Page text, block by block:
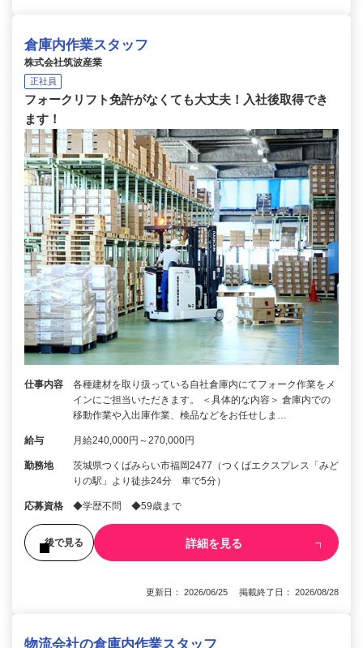
倉庫内作業スタッフ
株式会社筑波産業
正社員
フォークリフト免許がなくても大丈夫！入社後取得でき
ます！
仕事内容
各種建材を取り扱っている自社倉庫内にてフォーク作業をメ
インにご担当いただきます。 ＜具体的な内容＞ 倉庫内での
移動作業や入出庫作業、検品などをお任せしま…
給与 月給240,000円～270,000円
勤務地
茨城県つくばみらい市福岡2477（つくばエクスプレス「みど
りの駅」より徒歩24分 車で5分）
応募資格 ◆学歴不問 ◆59歳まで
後で見る 詳細を見る
更新日： 2026/06/25 掲載終了日： 2026/08/28
物流会社の倉庫内作業スタッフ